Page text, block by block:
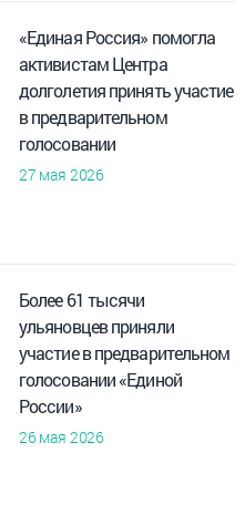
«Единая Россия» помогла
активистам Центра
долголетия принять участие
в предварительном
голосовании
27 мая 2026
Более 61 тысячи
ульяновцев приняли
участие в предварительном
голосовании «Единой
России»
26 мая 2026